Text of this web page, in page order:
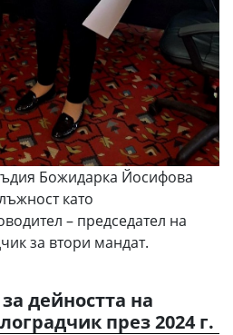
Божидарка Йосифова
като
– председател на
за втори мандат.
дейността на
през 2024 г.